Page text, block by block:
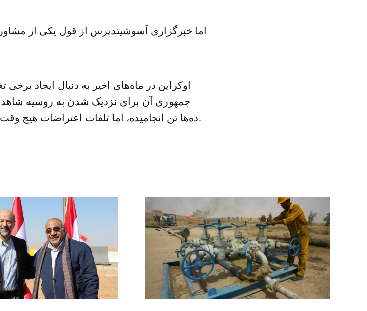
اما خبرگزاری آسوشیتدپرس از قول یکی از
اوکراین در ماه‌های اخیر به دنبال ایجاد
جمهوری آن برای نزدیک شدن به روسیه
ده‌ها تن انجامیده، اما تلفات اعتراضات هیچ وقت به اندازه این سه روز اخیر نبوده است.